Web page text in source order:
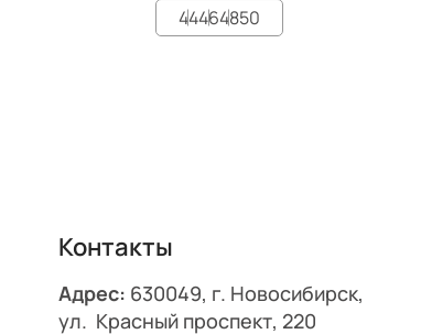
44464850
Контакты
Адрес: 630049, г. Новосибирск,
ул. Красный проспект, 220